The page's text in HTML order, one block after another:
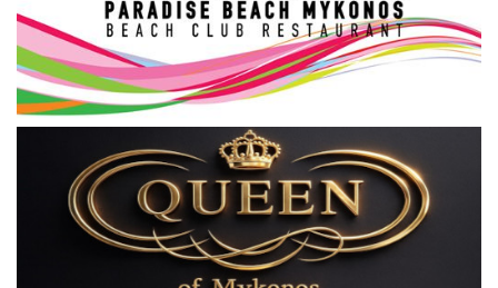
Cost Of Living Crisis
Opinion + Analysis
L’Art des Sens
Local Elections 2023